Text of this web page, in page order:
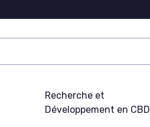
Recherche et
Développement en CBD